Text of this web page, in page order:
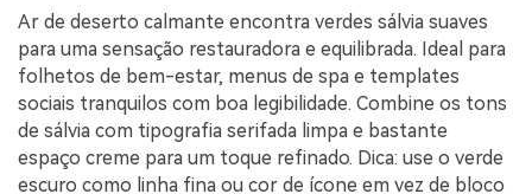
Ar de deserto calmante encontra verdes sálvia suaves
para uma sensação restauradora e equilibrada. Ideal para
folhetos de bem-estar, menus de spa e templates
sociais tranquilos com boa legibilidade. Combine os tons
de sálvia com tipografia serifada limpa e bastante
espaço creme para um toque refinado. Dica: use o verde
escuro como linha fina ou cor de ícone em vez de bloco